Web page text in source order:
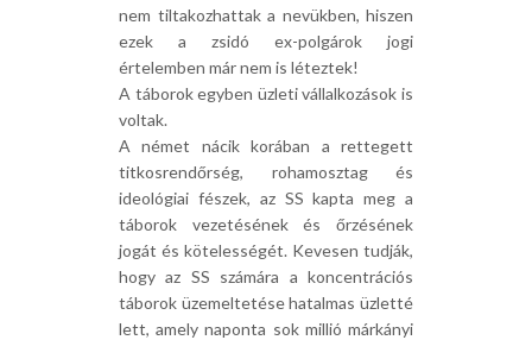
nem tiltakozhattak a nevükben, hiszen
ezek a zsidó ex-polgárok jogi
értelemben már nem is léteztek!
A táborok egyben üzleti vállalkozások is
voltak.
A német nácik korában a rettegett
titkosrendőrség, rohamosztag és
ideológiai fészek, az SS kapta meg a
táborok vezetésének és őrzésének
jogát és kötelességét. Kevesen tudják,
hogy az SS számára a koncentrációs
táborok üzemeltetése hatalmas üzletté
lett, amely naponta sok millió márkányi